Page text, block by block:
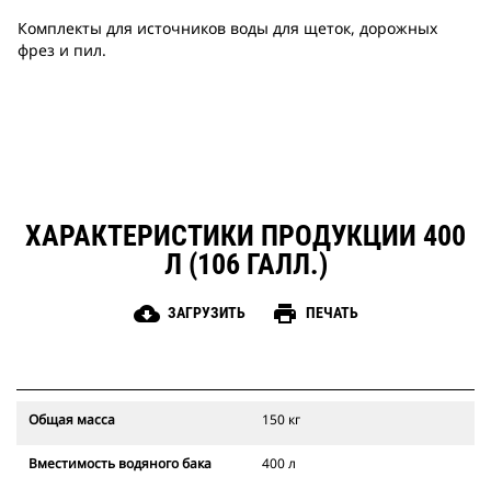
Комплекты для источников воды для щеток, дорожных
фрез и пил.
ХАРАКТЕРИСТИКИ ПРОДУКЦИИ 400
Л (106 ГАЛЛ.)
cloud_download ЗАГРУЗИТЬ print ПЕЧАТЬ
Общая масса 150 кг
Вместимость водяного бака 400 л